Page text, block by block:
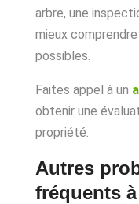
arbre, une
mieux
possibles.
Faites appel à un
obtenir une
propriété.
Autres
fréquents